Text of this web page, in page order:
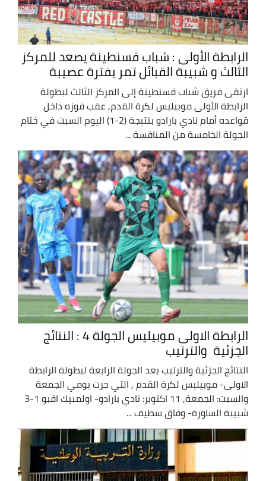
الرابطة الأولى : شباب قسنطينة يصعد للمركز
الثالث و شبيبة القبائل تمر بفترة عصيبة
ارتقى فريق شباب قسنطينة إلى المركز الثالث لبطولة
الرابطة الأولى موبيليس لكرة القدم, عقب فوزه داخل
قواعده أمام نادي بارادو بنتيجة (2-1) اليوم السبت في ختام
الجولة الخامسة من المنافسة ...
الرابطة الاولى موبيليس الجولة 4 : النتائج
الجزئية والترتيب
النتائج الجزئية والترتيب بعد الجولة الرابعة لبطولة الرابطة
الاولى- موبيليس لكرة القدم , التي جرت يومي الجمعة
والسبت: الجمعة, 11 اكتوبر: نادي بارادو- اولمبيك اقبو 1-3
شبيبة الساورة- وفاق سطيف ...